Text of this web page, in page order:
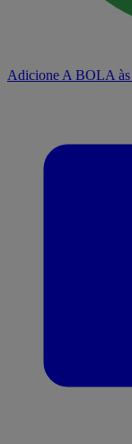
Adicione A BOLA às